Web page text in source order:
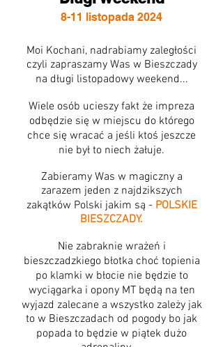
8-11 listopada 2024
Moi Kochani, nadrabiamy zaległości
czyli zapraszamy Was w Bieszczady
na długi listopadowy weekend...
Wiele osób ucieszy fakt że impreza
odbędzie się w miejscu do którego
chce się wracać a jeśli ktoś jeszcze
nie był to niech żałuje.
Zabieramy Was w magiczny a
zarazem jeden z najdzikszych
zakątków Polski jakim są - POLSKIE
BIESZCZADY.
Nie zabraknie wrażeń i
bieszczadzkiego błotka choć topienia
po klamki w błocie nie będzie to
wyciągarka i opony MT będą na ten
wyjazd zalecane a wszystko zależy jak
to w Bieszczadach od pogody bo jak
popada to będzie w piątek dużo